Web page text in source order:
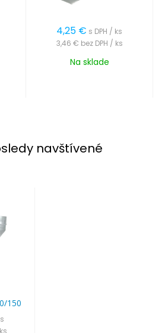
4,25 € s DPH / ks
3,46 € bez DPH / ks
Na sklade
navštívené
150